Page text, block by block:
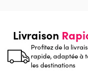
Livraison
Profitez de la
rapide, adaptée à
les destinations